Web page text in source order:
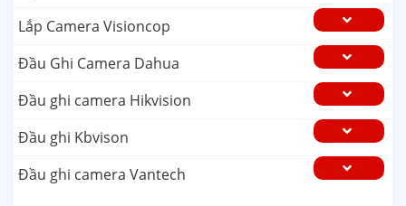
Lắp Camera Visioncop
Đầu Ghi Camera Dahua
Đầu ghi camera Hikvision
Đầu ghi Kbvison
Đầu ghi camera Vantech